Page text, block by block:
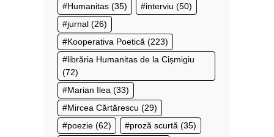
Humanitas (35) interviu (50)
jurnal (26)
Kooperativa Poetică (223)
librăria Humanitas de la Cișmigiu
(72)
Marian Ilea (33)
Mircea Cărtărescu (29)
poezie (62) proză scurtă (35)